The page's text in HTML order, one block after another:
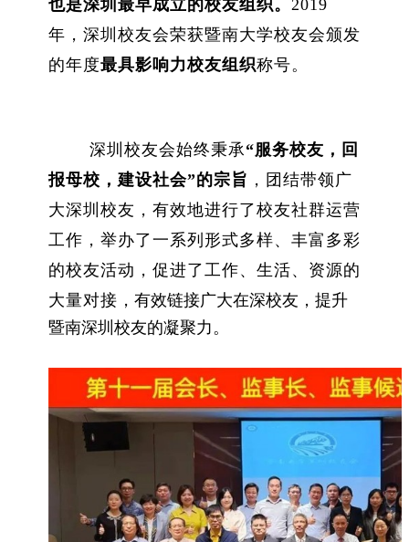
也是深圳最早成立的校友组织。 2019
年，深圳校友会荣获暨南大学校友会颁发
的年度最具影响力校友组织称号。
深圳校友会始终秉承“服务校友，回
报母校，建设社会”的宗旨 ，团结带领广
大深圳校友，有效地进行了校友社群运营
工作，举办了一系列形式多样、丰富多彩
的校友活动，促进了工作、生活、资源的
大量对接 ，有效链接广大在深校友，提升
暨南深圳校友的凝聚力。